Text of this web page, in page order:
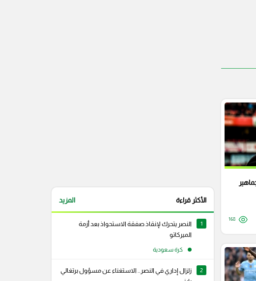
168
الأكثر قراءة المزيد
1
النصر يتحرك لإنقاذ صفقة الاستحواذ بعد أزمة
الميركاتو
كرة سعودية
2
زلزال إداري في النصر.. الاستغناء عن مسؤول برتغالي